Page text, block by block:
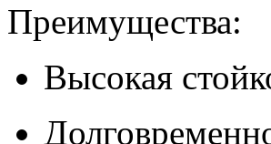
Преимущества:
Высокая